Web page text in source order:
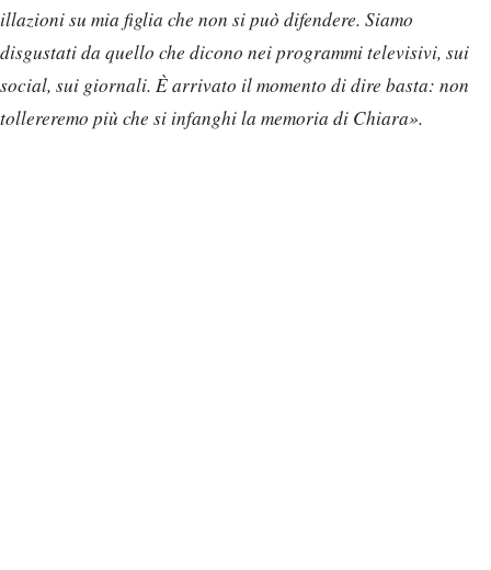
illazioni su mia figlia che non si può difendere. Siamo
disgustati da quello che dicono nei programmi televisivi, sui
social, sui giornali. È arrivato il momento di dire basta: non
tollereremo più che si infanghi la memoria di Chiara».